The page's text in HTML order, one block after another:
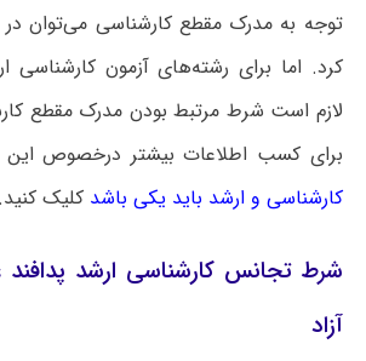
توجه به مدرک مقطع کارشناسی می‌توان
کرد. اما برای رشته‌های آزمون کارشناسی
لازم است شرط مرتبط بودن مدرک مقطع
برای کسب اطلاعات بیشتر درخصوص
کارشناسی و ارشد باید یکی باشد کلیک کنید.
شرط تجانس کارشناسی ارشد پدافند
آزاد